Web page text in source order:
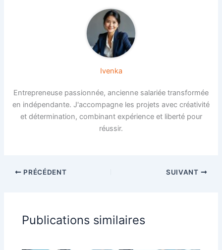
Ivenka
Entrepreneuse passionnée, ancienne salariée transformée
en indépendante. J'accompagne les projets avec créativité
et détermination, combinant expérience et liberté pour
réussir.
PRÉCÉDENT SUIVANT
Publications similaires